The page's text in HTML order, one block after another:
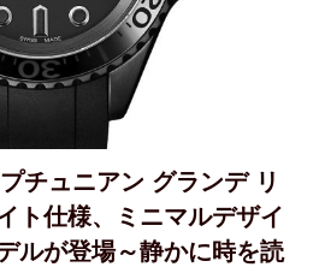
チュニアン グランデ リ
ト仕様、ミニマルデザイ
ルが登場～静かに時を読